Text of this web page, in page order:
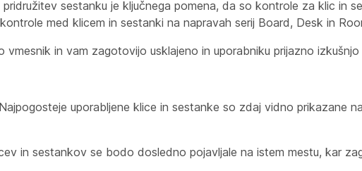
sestanku je ključnega pomena, da so kontrole za klic in
med klicem in sestanki na napravah serij Board, Desk in
in vam zagotovijo usklajeno in uporabniku prijazno
Najpogosteje uporabljene klice in sestanke so zdaj vidno prikazane
in sestankov se bodo dosledno pojavljale na istem mestu, kar